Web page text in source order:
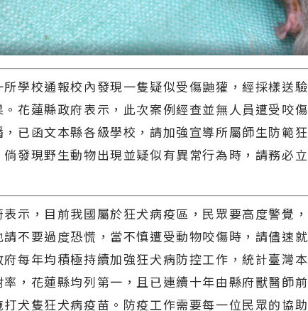
校通報校內發現一隻疑似受傷鼬獾，經採樣送驗
花蓮縣政府表示，此次案例經查並無人員遭受咬
已函文本縣各級學校，請加強宣導所屬師生防範
倘發現野生動物出現並疑似有異常行為時，請務必
，目前我國屬於狂犬病疫區，民眾要高度警覺
不要過度恐慌，當不慎遭受動物咬傷時，請儘速就
每年均積極持續加強狂犬病防控工作，統計臺灣
，花蓮縣均列第一，且已連續十年由縣府獸醫師
犬隻狂犬病疫苗。防疫工作需要每一位民眾的協